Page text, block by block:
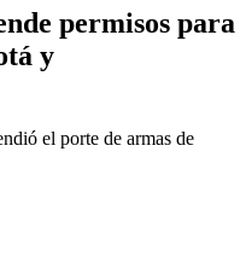
permisos para
y
el porte de armas de